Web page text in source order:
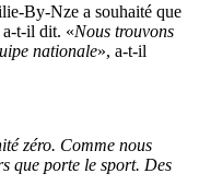
By-Nze a souhaité que
a-t-il dit. «Nous trouvons
nationale», a-t-il
zéro. Comme nous
que porte le sport. Des